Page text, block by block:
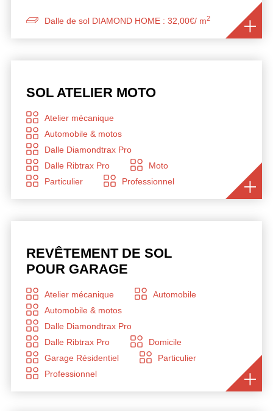
Dalle de sol DIAMOND HOME : 32,00€/ m2
SOL ATELIER MOTO
Atelier mécanique
Automobile & motos
Dalle Diamondtrax Pro
Dalle Ribtrax Pro
Moto
Particulier
Professionnel
REVÊTEMENT DE SOL
POUR GARAGE
Atelier mécanique
Automobile
Automobile & motos
Dalle Diamondtrax Pro
Dalle Ribtrax Pro
Domicile
Garage Résidentiel
Particulier
Professionnel